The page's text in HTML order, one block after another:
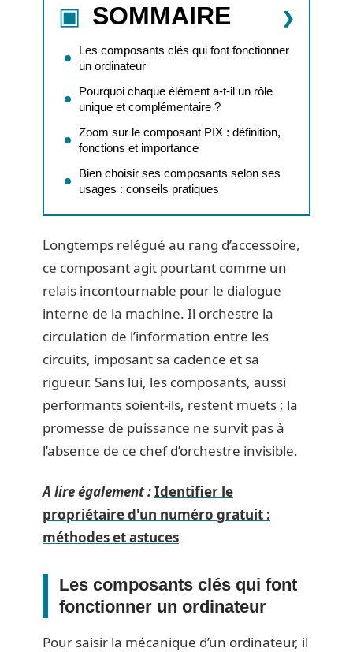
SOMMAIRE
Les composants clés qui font fonctionner
un ordinateur
Pourquoi chaque élément a-t-il un rôle
unique et complémentaire ?
Zoom sur le composant PIX : définition,
fonctions et importance
Bien choisir ses composants selon ses
usages : conseils pratiques
Longtemps relégué au rang d’accessoire,
ce composant agit pourtant comme un
relais incontournable pour le dialogue
interne de la machine. Il orchestre la
circulation de l’information entre les
circuits, imposant sa cadence et sa
rigueur. Sans lui, les composants, aussi
performants soient-ils, restent muets ; la
promesse de puissance ne survit pas à
l’absence de ce chef d’orchestre invisible.
A lire également :Identifier le
propriétaire d'un numéro gratuit :
méthodes et astuces
Les composants clés qui font
fonctionner un ordinateur
Pour saisir la mécanique d’un ordinateur, il